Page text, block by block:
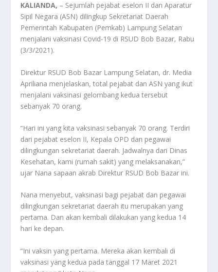
KALIANDA, – Sejumlah pejabat eselon II dan Aparatur
Sipil Negara (ASN) dilingkup Sekretariat Daerah
Pemerintah Kabupaten (Pemkab) Lampung Selatan
menjalani vaksinasi Covid-19 di RSUD Bob Bazar, Rabu
(3/3/2021).
Direktur RSUD Bob Bazar Lampung Selatan, dr. Media
Apriliana menjelaskan, total pejabat dan ASN yang ikut
menjalani vaksinasi gelombang kedua tersebut
sebanyak 70 orang.
“Hari ini yang kita vaksinasi sebanyak 70 orang. Terdiri
dari pejabat eselon II, Kepala OPD dan pegawai
dilingkungan sekretariat daerah. Jadwalnya dari Dinas
Kesehatan, kami (rumah sakit) yang melaksanakan,”
ujar Nana sapaan akrab Direktur RSUD Bob Bazar ini.
Nana menyebut, vaksinasi bagi pejabat dan pegawai
dilingkungan sekretariat daerah itu merupakan yang
pertama. Dan akan kembali dilakukan yang kedua 14
hari ke depan.
“Ini vaksin yang pertama. Mereka akan kembali di
vaksinasi yang kedua pada tanggal 17 Maret 2021